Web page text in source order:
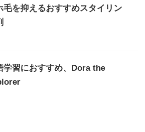
毛を抑えるおすすめスタイリン
学習におすすめ、Dora the